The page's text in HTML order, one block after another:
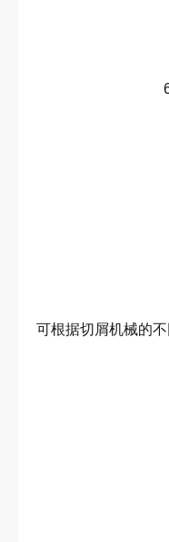
4、流
5.具
6.体积小
7..链板宽
8..一体成型
9..精密的凸
10..扭力
链板式排屑
可根